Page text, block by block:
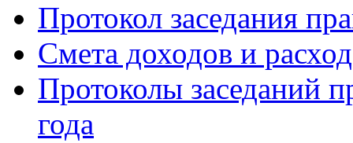
Протокол заседания
Смета доходов и
Протоколы заседаний
года